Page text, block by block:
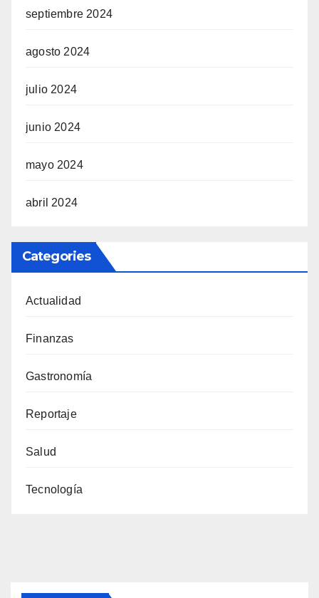
septiembre 2024
agosto 2024
julio 2024
junio 2024
mayo 2024
abril 2024
Categories
Actualidad
Finanzas
Gastronomía
Reportaje
Salud
Tecnología